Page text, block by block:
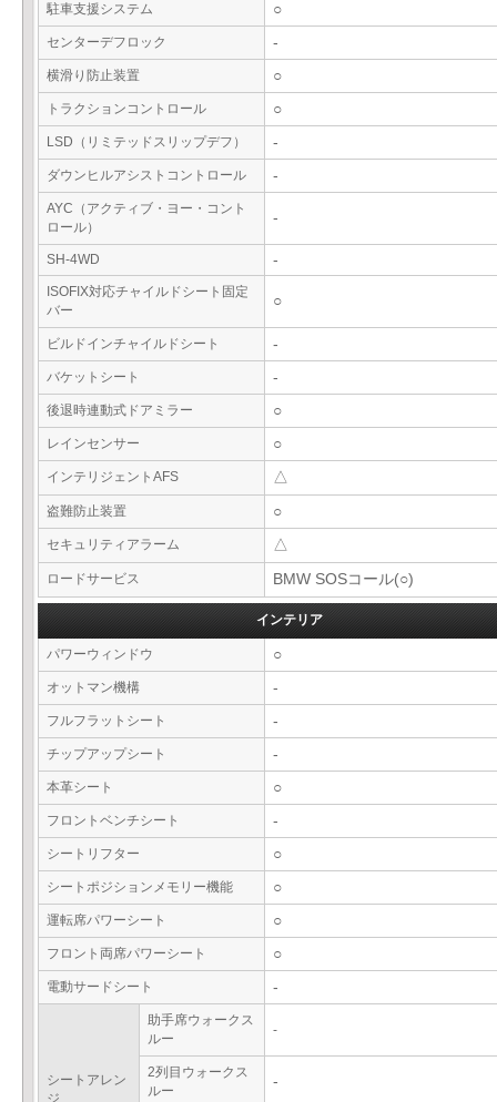
駐車支援システム ○
センターデフロック -
横滑り防止装置 ○
トラクションコントロール ○
LSD（リミテッドスリップデフ） -
ダウンヒルアシストコントロール -
AYC（アクティブ・ヨー・コント
ロール）
-
SH-4WD -
ISOFIX対応チャイルドシート固定
バー
○
ビルドインチャイルドシート -
バケットシート -
後退時連動式ドアミラー ○
レインセンサー ○
インテリジェントAFS △
盗難防止装置 ○
セキュリティアラーム △
ロードサービス BMW SOSコール(○)
インテリア
パワーウィンドウ ○
オットマン機構 -
フルフラットシート -
チップアップシート -
本革シート ○
フロントベンチシート -
シートリフター ○
シートポジションメモリー機能 ○
運転席パワーシート ○
フロント両席パワーシート ○
電動サードシート -
シートアレン
ジ
助手席ウォークス
ルー
-
2列目ウォークス
ルー
-